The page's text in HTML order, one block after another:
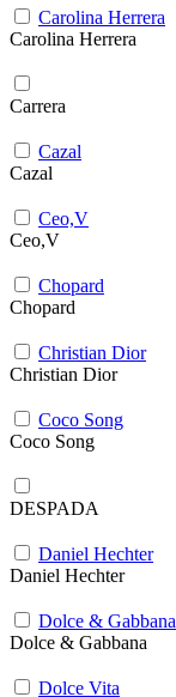
Carolina Herrera
Carolina Herrera
Carrera
Cazal
Cazal
Ceo,V
Ceo,V
Chopard
Chopard
Christian Dior
Christian Dior
Coco Song
Coco Song
DESPADA
Daniel Hechter
Daniel Hechter
Dolce & Gabbana
Dolce & Gabbana
Dolce Vita